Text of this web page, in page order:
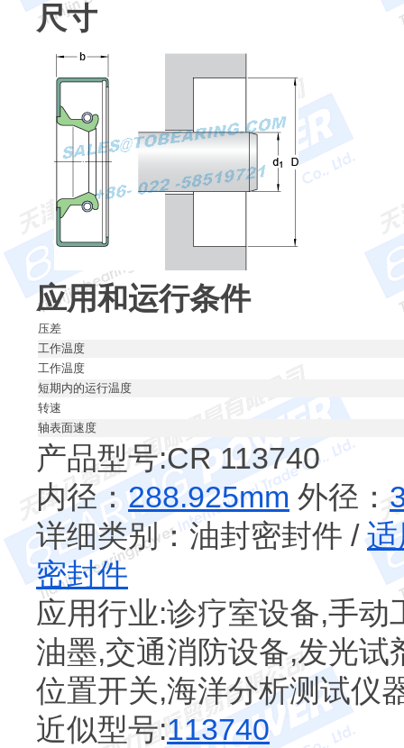
尺寸
应用和运行条件
压差
工作温度
工作温度
短期内的运行温度
转速
轴表面速度
产品型号:CR 113740
内径： 288.925mm 外径：
详细类别：油封密封件 /
密封件
应用行业:诊疗室设备,手
油墨,交通消防设备,发光
位置开关,海洋分析测试仪
近似型号:113740